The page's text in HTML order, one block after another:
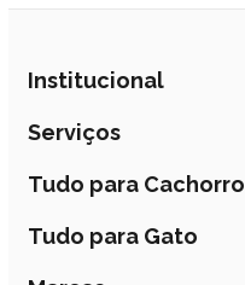
Institucional
Quem Somos
Prazos de Entrega
Fale Conosco
Serviços
Banho e Tosa
Peça pelo Delivery
Tudo para Cachorro
Ração
Tudo para Gato